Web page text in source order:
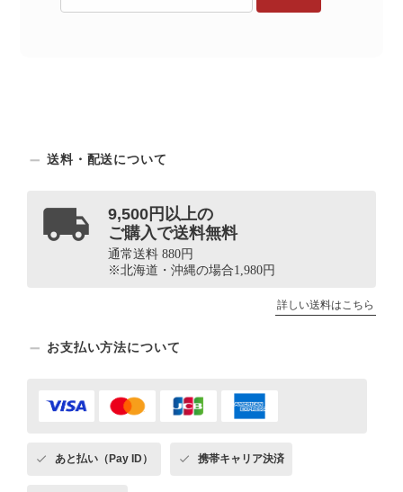
送料・配送について
9,500円以上の
ご購入で送料無料
通常送料 880円
※北海道・沖縄の場合1,980円
詳しい送料はこちら
お支払い方法について
あと払い（Pay ID） 携帯キャリア決済